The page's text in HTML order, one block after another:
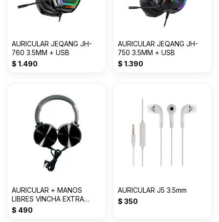
AURICULAR JEQANG JH-
760 3.5MM + USB
$ 1.490
AURICULAR JEQANG JH-
750 3.5MM + USB
$ 1.390
AURICULAR + MANOS
LIBRES VINCHA EXTRA
BASS 3.0mm MDR-
$ 490
AURICULAR J5 3.5mm
$ 350